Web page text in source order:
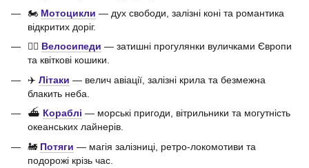
🏍️ Мотоцикли — дух свободи, залізні коні та романтика
відкритих доріг.
🚴‍♀️ Велосипеди — затишні прогулянки вуличками Європи
та квіткові кошики.
✈️ Літаки — велич авіації, залізні крила та безмежна
блакить неба.
⛴️ Кораблі — морські пригоди, вітрильники та могутність
океанських лайнерів.
🚂 Потяги — магія залізниці, ретро-локомотиви та
подорожі крізь час.